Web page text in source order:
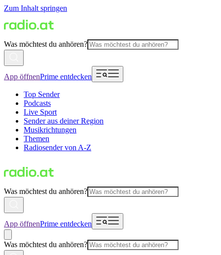
Zum Inhalt springen
Was möchtest du anhören?
App öffnenPrime entdecken
Top Sender
Podcasts
Live Sport
Sender aus deiner Region
Musikrichtungen
Themen
Radiosender von A-Z
Was möchtest du anhören?
App öffnenPrime entdecken
Was möchtest du anhören?